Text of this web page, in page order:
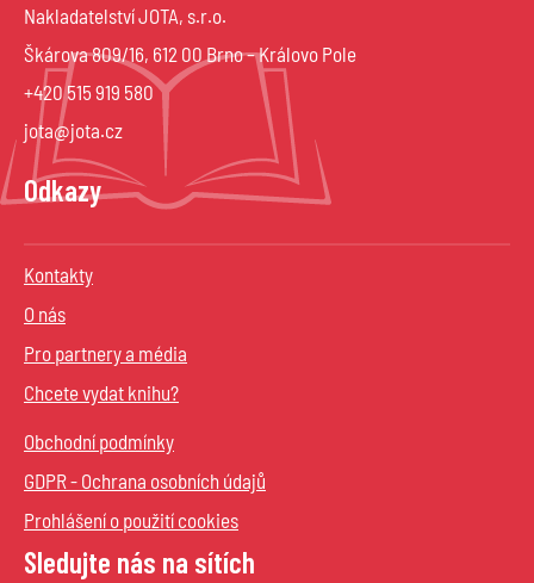
Nakladatelství JOTA, s.r.o.
Škárova 809/16, 612 00 Brno – Královo Pole
+420 515 919 580
jota@jota.cz
Odkazy
Kontakty
O nás
Pro partnery a média
Chcete vydat knihu?
Obchodní podmínky
GDPR - Ochrana osobních údajů
Prohlášení o použití cookies
Sledujte nás na sítích